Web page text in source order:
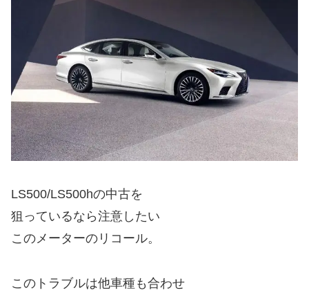
LS500/LS500hの中古を
狙っているなら注意したい
このメーターのリコール。
このトラブルは他車種も合わせ